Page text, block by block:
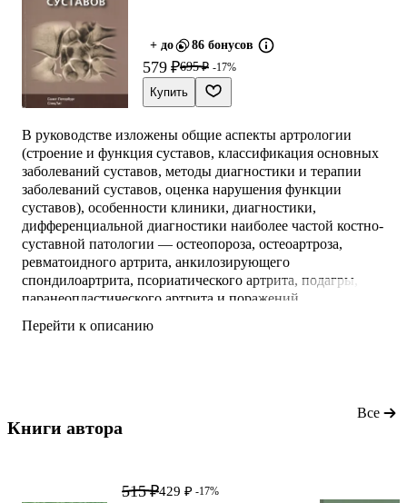
+ до 86 бонусов
579 ₽695 ₽ -17%
Купить
В руководстве изложены общие аспекты артрологии
(строение и функция суставов, классификация основных
заболеваний суставов, методы диагностики и терапии
заболеваний суставов, оценка нарушения функции
суставов), особенности клиники, диагностики,
дифференциальной диагностики наиболее частой костно-
суставной патологии — остеопороза, остеоартроза,
ревматоидного артрита, анкилозирующего
спондилоартрита, псориатического артрита, подагры,
паранеопластического артрита и поражений
особенности суставной патологии в пожилом возрасте. .
Перейти к описанию
Книги автора
Все
515 ₽429 ₽ -17%